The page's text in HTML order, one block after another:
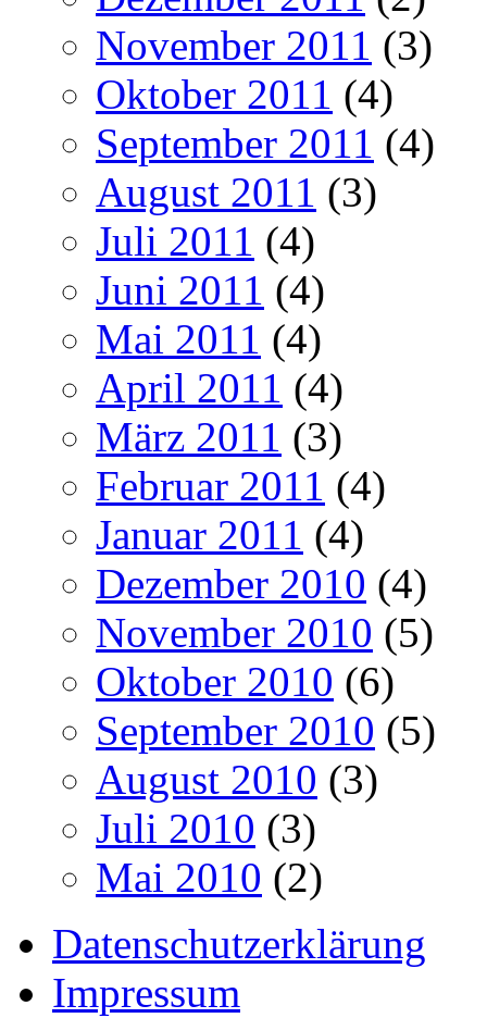
November 2011 (3)
Oktober 2011 (4)
September 2011 (4)
August 2011 (3)
Juli 2011 (4)
Juni 2011 (4)
Mai 2011 (4)
April 2011 (4)
März 2011 (3)
Februar 2011 (4)
Januar 2011 (4)
Dezember 2010 (4)
November 2010 (5)
Oktober 2010 (6)
September 2010 (5)
August 2010 (3)
Juli 2010 (3)
Mai 2010 (2)
Datenschutzerklärung
Impressum